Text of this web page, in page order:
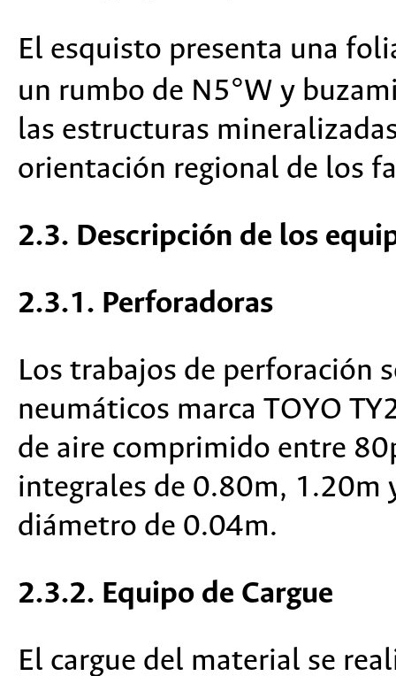
El esquisto presenta una
un rumbo de N5°W y
las estructuras
orientación regional de los
2.3. Descripción de los
2.3.1. Perforadoras
Los trabajos de perforación
neumáticos marca TOYO
de aire comprimido entre
integrales de 0.80m, 1.20m
diámetro de 0.04m.
2.3.2. Equipo de Cargue
El cargue del material se